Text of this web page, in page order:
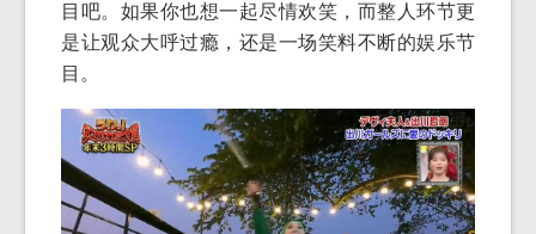
目吧。如果你也想一起尽情欢笑，而整人环节更
是让观众大呼过瘾，还是一场笑料不断的娱乐节
目。